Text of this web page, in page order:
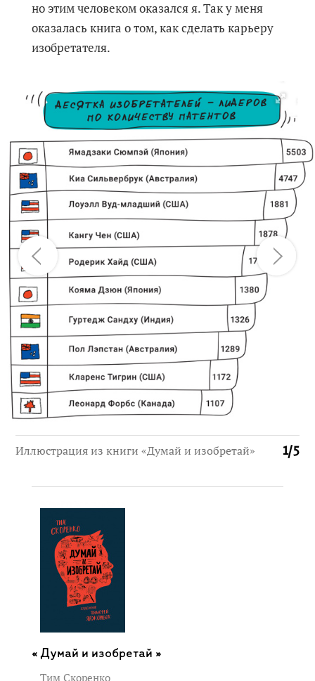
но этим человеком оказался я. Так у меня
оказалась книга о том, как сделать карьеру
изобретателя.
1/5
Иллюстрация из книги «Думай и изобретай»
Думай и изобретай »
Тим Скоренко